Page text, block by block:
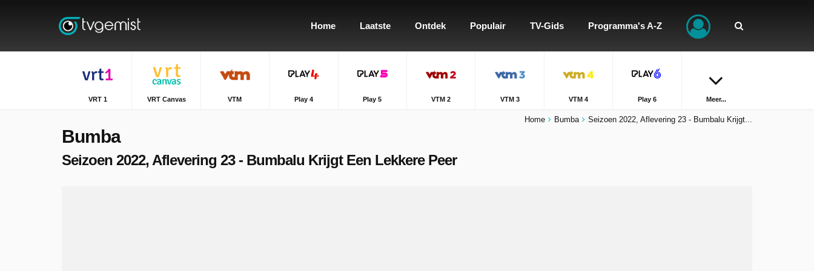
Home Laatste Ontdek Populair TV-Gids Programma's A-Z
VRT 1 VRT Canvas VTM Play 4 Play 5 VTM 2 VTM 3 VTM 4 Play 6 Meer...
Home Bumba Seizoen 2022, Aflevering 23 - Bumbalu Krijgt...
Bumba
Seizoen 2022, Aflevering 23 - Bumbalu Krijgt Een Lekkere Peer